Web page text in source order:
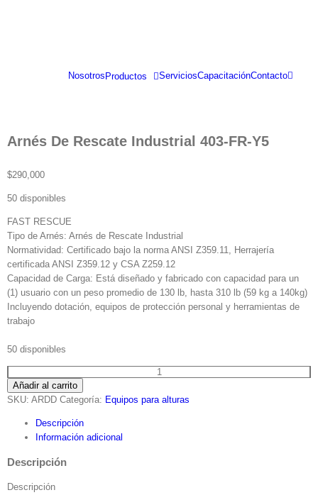
NosotrosProductos ServiciosCapacitaciónContacto
Arnés De Rescate Industrial 403-FR-Y5
$290,000
50 disponibles
FAST RESCUE
Tipo de Arnés: Arnés de Rescate Industrial
Normatividad: Certificado bajo la norma ANSI Z359.11, Herrajería
certificada ANSI Z359.12 y CSA Z259.12
Capacidad de Carga: Está diseñado y fabricado con capacidad para un
(1) usuario con un peso promedio de 130 lb, hasta 310 lb (59 kg a 140kg)
Incluyendo dotación, equipos de protección personal y herramientas de
trabajo
50 disponibles
Arnés
Rescate
Añadir al carrito
SKU: ARDD Categoría: Equipos para alturas
Descripción
Información adicional
Descripción
Descripción